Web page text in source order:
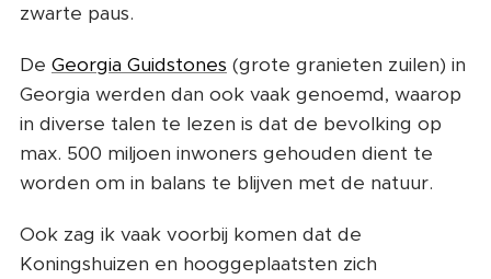
zwarte paus.
De Georgia Guidstones (grote granieten zuilen) in
Georgia werden dan ook vaak genoemd, waarop
in diverse talen te lezen is dat de bevolking op
max. 500 miljoen inwoners gehouden dient te
worden om in balans te blijven met de natuur.
Ook zag ik vaak voorbij komen dat de
Koningshuizen en hooggeplaatsten zich